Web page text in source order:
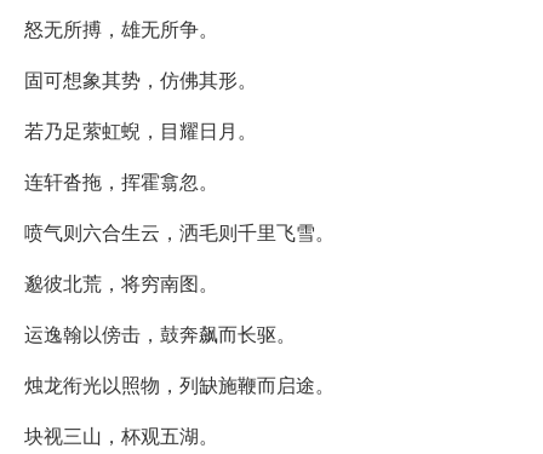
怒无所搏，雄无所争。
固可想象其势，仿佛其形。
若乃足萦虹蜺，目耀日月。
连轩沓拖，挥霍翕忽。
喷气则六合生云，洒毛则千里飞雪。
邈彼北荒，将穷南图。
运逸翰以傍击，鼓奔飙而长驱。
烛龙衔光以照物，列缺施鞭而启途。
块视三山，杯观五湖。